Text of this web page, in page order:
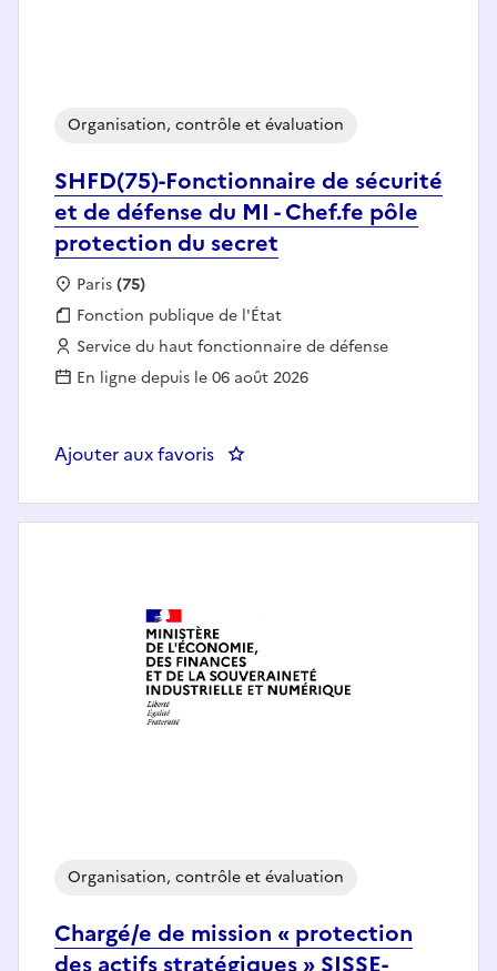
SHFD(75)-Fonctionnaire de sécurité
et de défense du MI - Chef.fe pôle
protection du secret
Organisation, contrôle et évaluation
Localisation :
Paris(75)
Fonction publique :
Fonction publique de l'État
Employeur :
Service du haut fonctionnaire de défense
En ligne depuis le 06 août 2026
Ajouter aux favoris : SHFD(75)-Fonctionnaire de
Chargé/e de mission « protection
Organisation, contrôle et évaluation